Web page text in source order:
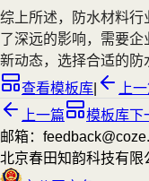
综上所述，防水材料
了深远的影响，需要
新动态，选择合适的防
查看模板库
上
上一篇
模板库下
邮箱：
北京春田知韵科技有限